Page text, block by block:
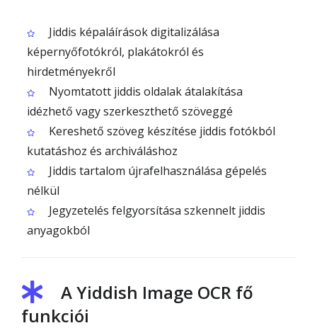
Jiddis képaláírások digitalizálása
képernyőfotókról, plakátokról és
hirdetményekről
Nyomtatott jiddis oldalak átalakítása
idézhető vagy szerkeszthető szöveggé
Kereshető szöveg készítése jiddis fotókból
kutatáshoz és archiváláshoz
Jiddis tartalom újrafelhasználása gépelés
nélkül
Jegyzetelés felgyorsítása szkennelt jiddis
anyagokból
A Yiddish Image OCR fő
funkciói